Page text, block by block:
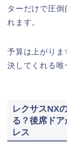
ターだけで圧倒
れます。
予算は上がりま
決してくれる唯
レクサスNX
る？後席ド
レス